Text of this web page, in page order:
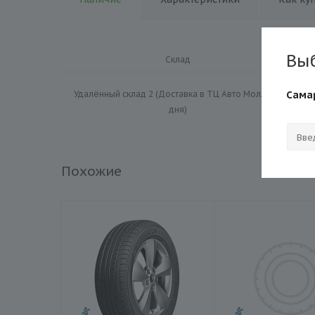
Склад
Удалённый склад 2 (Доставка в ТЦ Авто Молл 1-2
дня)
Похожие